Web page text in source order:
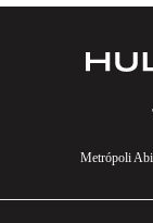
Metrópoli